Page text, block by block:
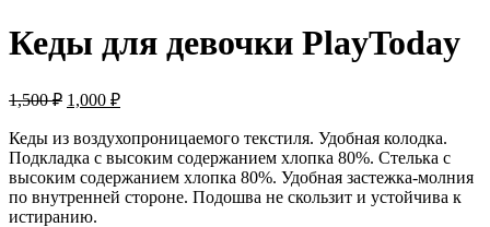
Кеды для девочки PlayToday
1,500₽ Первоначальная
составляла
1,500 ₽.
1,000 ₽Текущая
1,000 ₽.
Кеды из воздухопроницаемого текстиля. Удобная колодка.
Подкладка c высоким содержанием хлопка 80%. Стелька c
высоким содержанием хлопка 80%. Удобная застежка-молния
по внутренней стороне. Подошва не скользит и устойчива к
истиранию.